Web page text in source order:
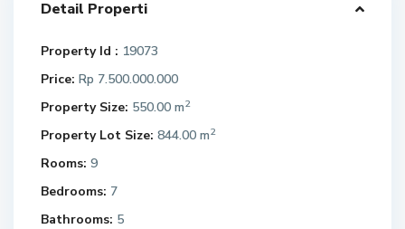
Detail Properti
Property Id : 19073
Price: Rp 7.500.000.000
Property Size: 550.00 m2
Property Lot Size: 844.00 m2
Rooms: 9
Bedrooms: 7
Bathrooms: 5